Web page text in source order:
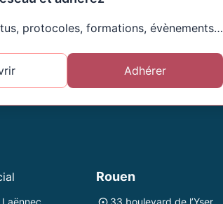
protocoles, formations, évènements…
Adhérer
Rouen
33 boulevard de l’Yser